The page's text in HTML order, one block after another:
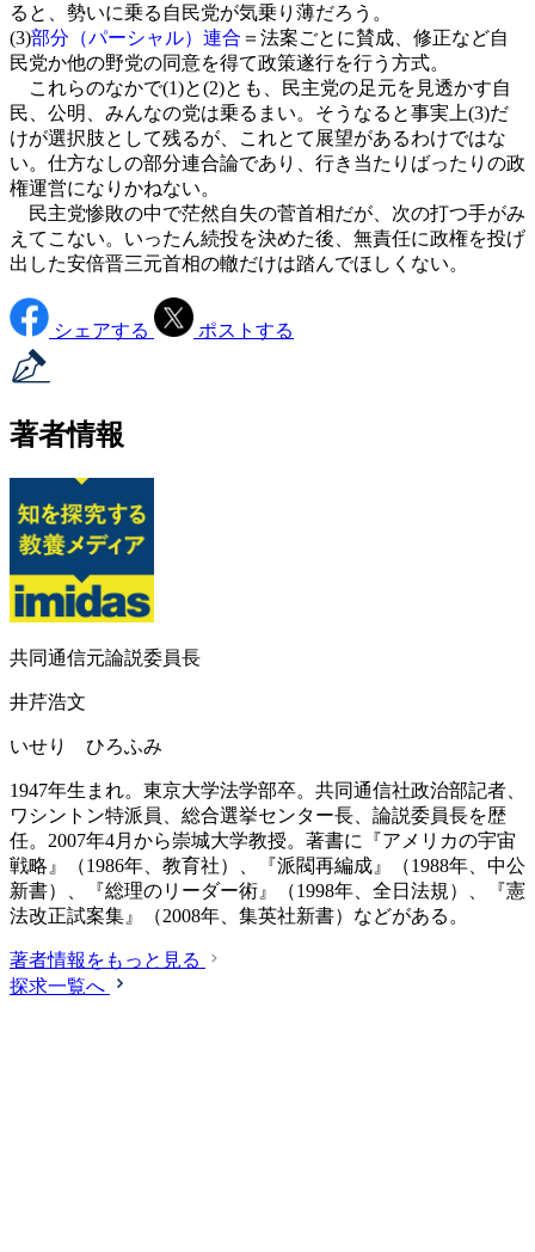
ると、勢いに乗る自民党が気乗り薄だろう。
(3)部分（パーシャル）連合 ＝法案ごとに賛成、修正など自
民党か他の野党の同意を得て政策遂行を行う方式。
これらのなかで(1)と(2)とも、民主党の足元を見透かす自
民、公明、みんなの党は乗るまい。そうなると事実上(3)だ
けが選択肢として残るが、これとて展望があるわけではな
い。仕方なしの部分連合論であり、行き当たりばったりの政
権運営になりかねない。
民主党惨敗の中で茫然自失の菅首相だが、次の打つ手がみ
えてこない。いったん続投を決めた後、無責任に政権を投げ
出した安倍晋三元首相の轍だけは踏んでほしくない。
シェアする ポストする
著者情報
共同通信元論説委員長
井芹浩文
いせり ひろふみ
1947年生まれ。東京大学法学部卒。共同通信社政治部記者、
ワシントン特派員、総合選挙センター長、論説委員長を歴
任。2007年4月から崇城大学教授。著書に『アメリカの宇宙
戦略』（1986年、教育社）、『派閥再編成』（1988年、中公
新書）、『総理のリーダー術』（1998年、全日法規）、『憲
法改正試案集』（2008年、集英社新書）などがある。
著者情報をもっと見る
探求一覧へ